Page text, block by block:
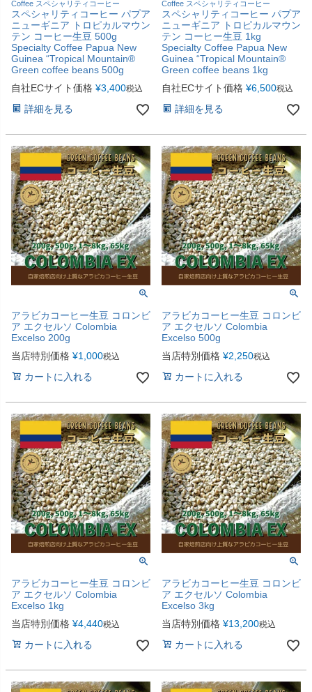
Coffee スペシャリティコーヒー
スペシャリティコーヒー パプア
ニューギニア トロピカルマウン
テン コーヒー生豆 500g
Specialty Coffee Papua New
Guinea “Tropical Mountain®
Green coffee beans 500g
自社ECサイト価格 ¥3,400税込
詳細を見る
Coffee スペシャリティコーヒー
スペシャリティコーヒー パプア
ニューギニア トロピカルマウン
テン コーヒー生豆 1kg
Specialty Coffee Papua New
Guinea “Tropical Mountain®
Green coffee beans 1kg
自社ECサイト価格 ¥6,500税込
詳細を見る
アラビカコーヒー生豆 コロンビ
ア エクセルソ Colombia
Excelso 200g
当店特別価格 ¥1,000税込
カートに入れる
アラビカコーヒー生豆 コロンビ
ア エクセルソ Colombia
Excelso 500g
当店特別価格 ¥2,250税込
カートに入れる
アラビカコーヒー生豆 コロンビ
ア エクセルソ Colombia
Excelso 1kg
当店特別価格 ¥4,440税込
カートに入れる
アラビカコーヒー生豆 コロンビ
ア エクセルソ Colombia
Excelso 3kg
当店特別価格 ¥13,200税込
カートに入れる